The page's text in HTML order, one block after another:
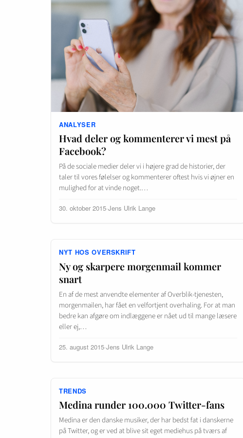
ANALYSER
Hvad deler og kommenterer vi mest på
Facebook?
På de sociale medier deler vi i højere grad de historier, der
taler til vores følelser og kommenterer oftest hvis vi øjner en
mulighed for at vinde noget.…
30. oktober 2015·Jens Ulrik Lange
NYT HOS OVERSKRIFT
Ny og skarpere morgenmail kommer
snart
En af de mest anvendte elementer af Overblik-tjenesten,
morgenmailen, har fået en velfortjent overhaling. For at man
bedre kan afgøre om indlæggene er nået ud til mange læsere
eller ej,…
25. august 2015·Jens Ulrik Lange
TRENDS
Medina runder 100.000 Twitter-fans
Medina er den danske musiker, der har bedst fat i danskerne
på Twitter, og er ved at blive sit eget mediehus på tværs af